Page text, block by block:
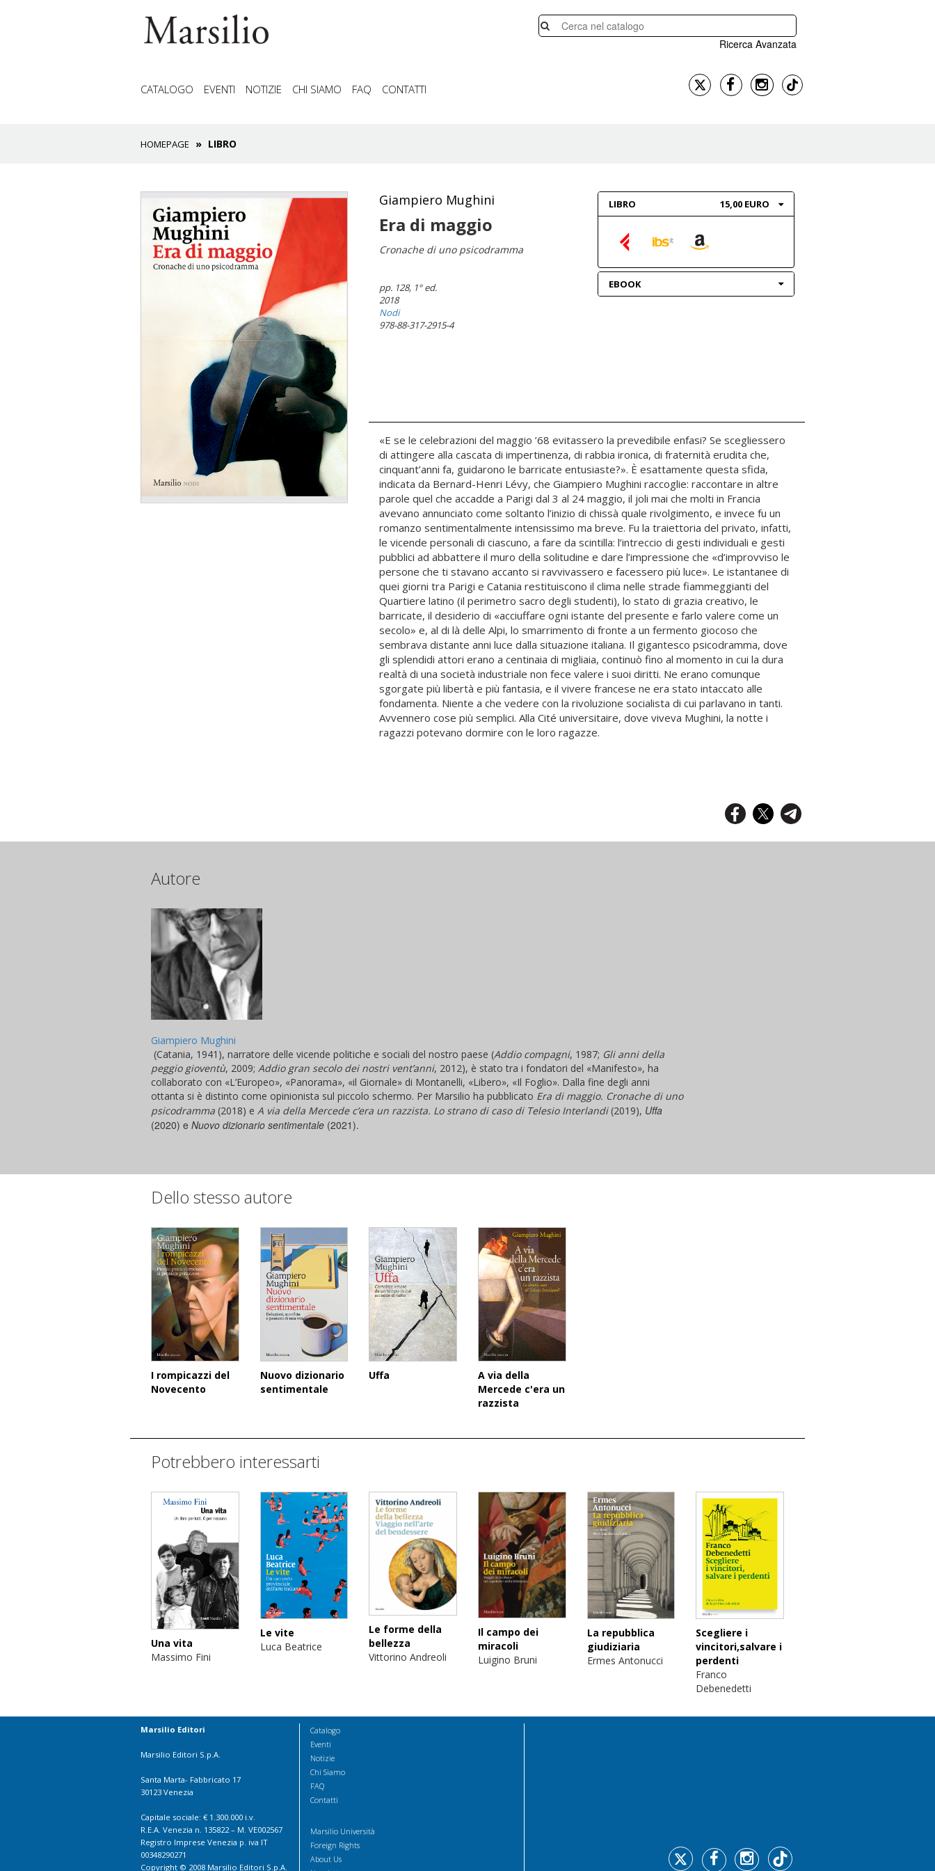
Ricerca Avanzata
CATALOGO EVENTI NOTIZIE CHI SIAMO FAQ CONTATTI
HOMEPAGE LIBRO
Giampiero Mughini
Era di maggio
Cronache di uno psicodramma
pp. 128, 1° ed.
2018
Nodi
978-88-317-2915-4
LIBRO 15,00 EURO
EBOOK
«E se le celebrazioni del maggio ’68 evitassero la prevedibile enfasi? Se scegliessero
di attingere alla cascata di impertinenza, di rabbia ironica, di fraternità erudita che,
cinquant’anni fa, guidarono le barricate entusiaste?». È esattamente questa sfida,
indicata da Bernard-Henri Lévy, che Giampiero Mughini raccoglie: raccontare in altre
parole quel che accadde a Parigi dal 3 al 24 maggio, il joli mai che molti in Francia
avevano annunciato come soltanto l’inizio di chissà quale rivolgimento, e invece fu un
romanzo sentimentalmente intensissimo ma breve. Fu la traiettoria del privato, infatti,
le vicende personali di ciascuno, a fare da scintilla: l’intreccio di gesti individuali e gesti
pubblici ad abbattere il muro della solitudine e dare l’impressione che «d’improvviso le
persone che ti stavano accanto si ravvivassero e facessero più luce». Le istantanee di
quei giorni tra Parigi e Catania restituiscono il clima nelle strade fiammeggianti del
Quartiere latino (il perimetro sacro degli studenti), lo stato di grazia creativo, le
barricate, il desiderio di «acciuffare ogni istante del presente e farlo valere come un
secolo» e, al di là delle Alpi, lo smarrimento di fronte a un fermento giocoso che
sembrava distante anni luce dalla situazione italiana. Il gigantesco psicodramma, dove
gli splendidi attori erano a centinaia di migliaia, continuò fino al momento in cui la dura
realtà di una società industriale non fece valere i suoi diritti. Ne erano comunque
sgorgate più libertà e più fantasia, e il vivere francese ne era stato intaccato alle
fondamenta. Niente a che vedere con la rivoluzione socialista di cui parlavano in tanti.
Avvennero cose più semplici. Alla Cité universitaire, dove viveva Mughini, la notte i
ragazzi potevano dormire con le loro ragazze.
Autore
Giampiero Mughini
(Catania, 1941), narratore delle vicende politiche e sociali del nostro paese (Addio compagni, 1987; Gli anni della
peggio gioventù, 2009; Addio gran secolo dei nostri vent’anni, 2012), è stato tra i fondatori del «Manifesto», ha
collaborato con «L’Europeo», «Panorama», «il Giornale» di Montanelli, «Libero», «Il Foglio». Dalla fine degli anni
ottanta si è distinto come opinionista sul piccolo schermo. Per Marsilio ha pubblicato Era di maggio. Cronache di uno
psicodramma (2018) e A via della Mercede c’era un razzista. Lo strano di caso di Telesio Interlandi(2019), Uffa
(2020) e Nuovo dizionario sentimentale (2021).
Dello stesso autore
I rompicazzi del
Novecento
Nuovo dizionario
sentimentale
Uffa
A via della
Mercede c'era un
razzista
Potrebbero interessarti
Una vita
Massimo Fini
Le vite
Luca Beatrice
Le forme della
bellezza
Vittorino Andreoli
Il campo dei
miracoli
Luigino Bruni
La repubblica
giudiziaria
Ermes Antonucci
Scegliere i
vincitori,salvare i
perdenti
Franco
Debenedetti
Marsilio Editori
Marsilio Editori S.p.A.
Santa Marta- Fabbricato 17
30123 Venezia
Capitale sociale: € 1.300.000 i.v.
R.E.A. Venezia n. 135822 – M. VE002567
Registro Imprese Venezia p. iva IT
00348290271
Copyright © 2008 Marsilio Editori S.p.A.
Catalogo
Eventi
Notizie
Chi Siamo
FAQ
Contatti
Marsilio Università
Foreign Rights
About Us